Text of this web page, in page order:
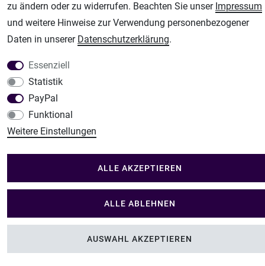
Plotter-City
Schneideplotter, Transferpressen, Siebdruck und Plotterfolien
Im Shop Kaufen
zu ändern oder zu widerrufen. Beachten Sie unser Impressum
und weitere Hinweise zur Verwendung personenbezogener
Daten in unserer Daten­schutz­erklärung.
Essenziell
Statistik
PayPal
Funktional
Weitere Einstellungen
ALLE AKZEPTIEREN
ALLE ABLEHNEN
AUSWAHL AKZEPTIEREN